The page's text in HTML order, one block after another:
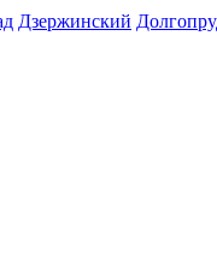
Дзержинский